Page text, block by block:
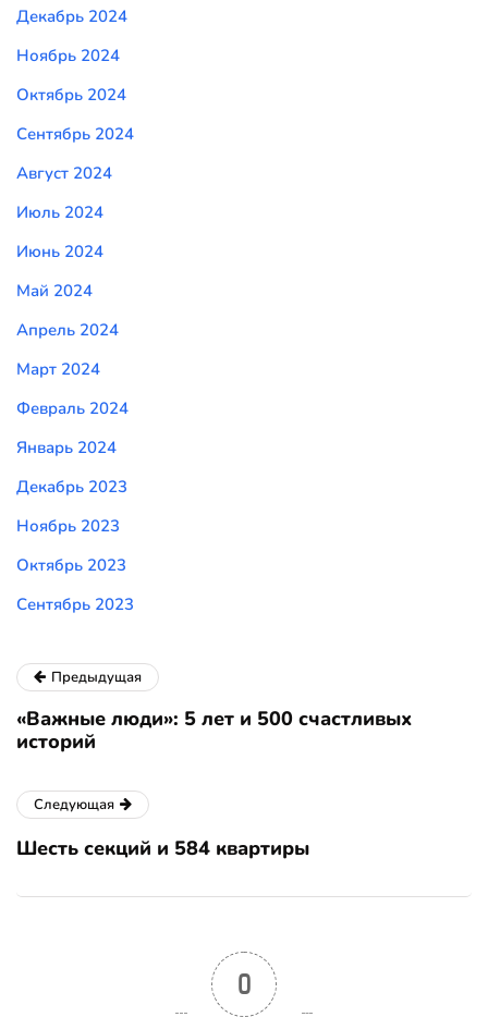
Декабрь 2024
Ноябрь 2024
Октябрь 2024
Сентябрь 2024
Август 2024
Июль 2024
Июнь 2024
Май 2024
Апрель 2024
Март 2024
Февраль 2024
Январь 2024
Декабрь 2023
Ноябрь 2023
Октябрь 2023
Сентябрь 2023
Предыдущая
«Важные люди»: 5 лет и 500 счастливых
историй
Следующая
Шесть секций и 584 квартиры
0